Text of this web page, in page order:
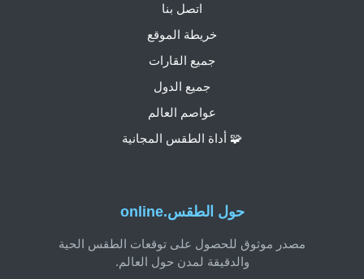
حول الطقس.online
مصدر موثوق للحصول على توقعات الطقس الحية
والدقيقة لمدن حول العالم.
اتصل بنا
خريطة الموقع
جميع القارات
جميع الدول
عواصم العالم
🧩 أداة الطقس المجانية